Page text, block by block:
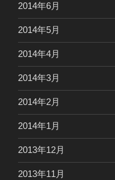
2014年6月
2014年5月
2014年4月
2014年3月
2014年2月
2014年1月
2013年12月
2013年11月